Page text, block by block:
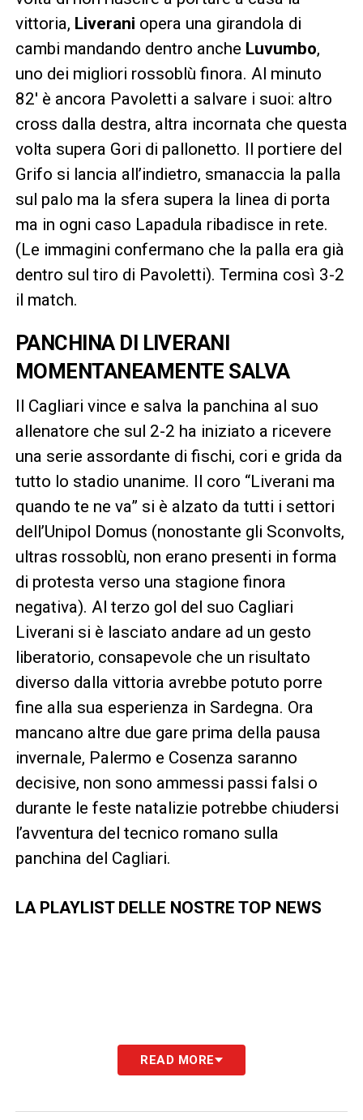
vittoria, Liverani opera una girandola di
cambi mandando dentro anche Luvumbo,
uno dei migliori rossoblù finora. Al minuto
82′ è ancora Pavoletti a salvare i suoi: altro
cross dalla destra, altra incornata che questa
volta supera Gori di pallonetto. Il portiere del
Grifo si lancia all’indietro, smanaccia la palla
sul palo ma la sfera supera la linea di porta
ma in ogni caso Lapadula ribadisce in rete.
(Le immagini confermano che la palla era già
dentro sul tiro di Pavoletti). Termina così 3-2
il match.
PANCHINA DI LIVERANI
MOMENTANEAMENTE SALVA
Il Cagliari vince e salva la panchina al suo
allenatore che sul 2-2 ha iniziato a ricevere
una serie assordante di fischi, cori e grida da
tutto lo stadio unanime. Il coro “Liverani ma
quando te ne va” si è alzato da tutti i settori
dell’Unipol Domus (nonostante gli Sconvolts,
ultras rossoblù, non erano presenti in forma
di protesta verso una stagione finora
negativa). Al terzo gol del suo Cagliari
Liverani si è lasciato andare ad un gesto
liberatorio, consapevole che un risultato
diverso dalla vittoria avrebbe potuto porre
fine alla sua esperienza in Sardegna. Ora
mancano altre due gare prima della pausa
invernale, Palermo e Cosenza saranno
decisive, non sono ammessi passi falsi o
durante le feste natalizie potrebbe chiudersi
l’avventura del tecnico romano sulla
panchina del Cagliari.
LA PLAYLIST DELLE NOSTRE TOP NEWS
READ MORE